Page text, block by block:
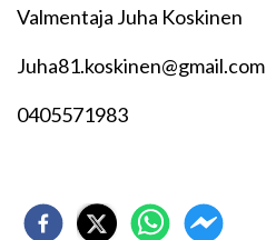
Valmentaja Juha Koskinen
Juha81.koskinen@gmail.com
0405571983